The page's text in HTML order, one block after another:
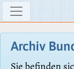
Archiv